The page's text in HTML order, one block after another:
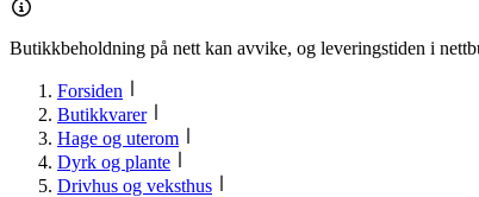
Butikkbeholdning på nett kan avvike, og leveringstiden i
Forsiden
Butikkvarer
Hage og uterom
Dyrk og plante
Drivhus og veksthus